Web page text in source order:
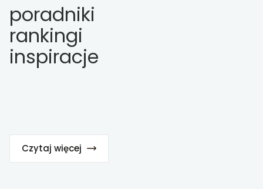
poradniki
rankingi
inspiracje
Czytaj więcej